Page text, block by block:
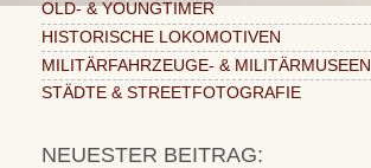
OLD- & YOUNGTIMER
HISTORISCHE LOKOMOTIVEN
MILITÄRFAHRZEUGE- & MILITÄRMUSEEN
STÄDTE & STREETFOTOGRAFIE
NEUESTER BEITRAG: